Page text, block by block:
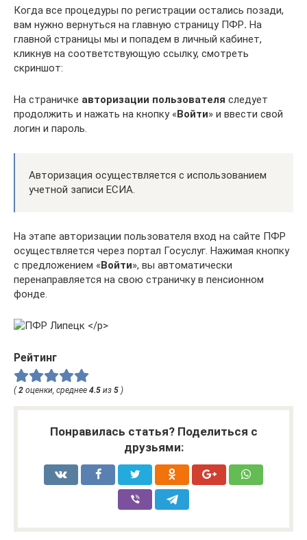
Когда все процедуры по регистрации остались позади,
вам нужно вернуться на главную страницу ПФР. На
главной страницы мы и попадем в личный кабинет,
кликнув на соответствующую ссылку, смотреть
скриншот:
На страничке авторизации пользователя следует
продолжить и нажать на кнопку «Войти» и ввести свой
логин и пароль.
Авторизация осуществляется с использованием
учетной записи ЕСИА.
На этапе авторизации пользователя вход на сайте ПФР
осуществляется через портал Госуслуг. Нажимая кнопку
с предложением «Войти», вы автоматически
перенаправляется на свою страничку в пенсионном
фонде.
Рейтинг
(2 оценки, среднее 4.5 из 5 )
Понравилась статья? Поделиться с
друзьями: